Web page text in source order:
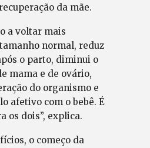
da mãe.
a voltar mais
normal, reduz
o parto, diminui o
mama e de ovário,
do organismo e
afetivo com o bebê. É
os dois”, explica.
o começo da